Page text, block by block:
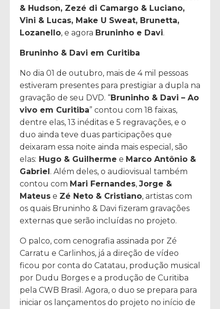
& Hudson, Zezé di Camargo & Luciano,
Vini & Lucas, Make U Sweat, Brunetta,
Lozanello, e agora Bruninho e Davi.
Bruninho & Davi em Curitiba
No dia 01 de outubro, mais de 4 mil pessoas
estiveram presentes para prestigiar a dupla na
gravação de seu DVD. “Bruninho & Davi – Ao
vivo em Curitiba” contou com 18 faixas,
dentre elas, 13 inéditas e 5 regravações, e o
duo ainda teve duas participações que
deixaram essa noite ainda mais especial, são
elas: Hugo & Guilherme e Marco Antônio &
Gabriel. Além deles, o audiovisual também
contou com Mari Fernandes, Jorge &
Mateus e Zé Neto & Cristiano, artistas com
os quais Bruninho & Davi fizeram gravações
externas que serão incluídas no projeto.
O palco, com cenografia assinada por Zé
Carratu e Carlinhos, já a direção de vídeo
ficou por conta do Catatau, produção musical
por Dudu Borges e a produção de Curitiba
pela CWB Brasil. Agora, o duo se prepara para
iniciar os lançamentos do projeto no início de